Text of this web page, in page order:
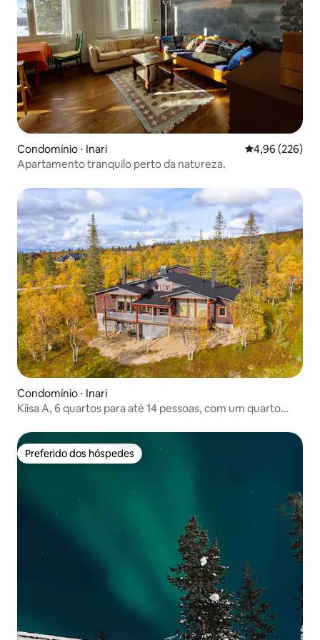
Condomínio ⋅ Inari 4,96 de uma
4,96 (226)
Apartamento tranquilo perto da natureza.
Condomínio ⋅ Inari
Kiisa A, 6 quartos para até 14 pessoas, com um quarto
Preferido dos hóspedes
Preferido dos hóspedes